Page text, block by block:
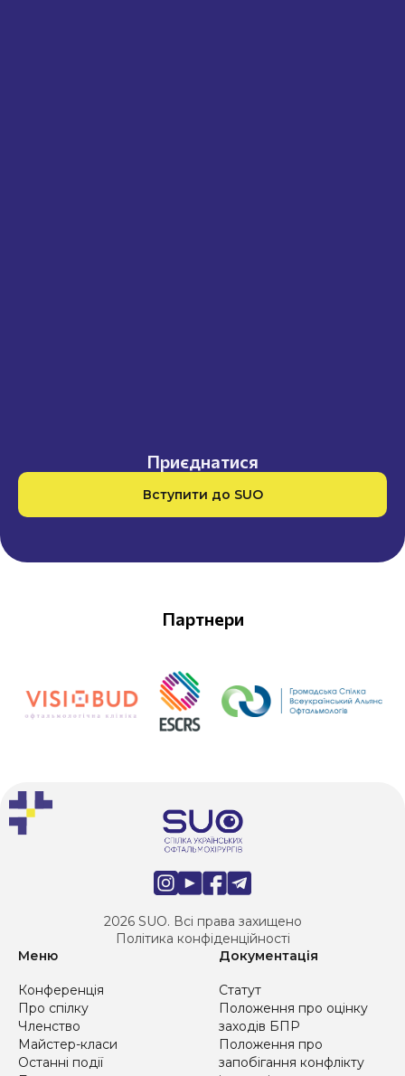
Приєднатися
Вступити до SUO
Партнери
2026 SUO. Всі права захищено
Політика конфіденційності
Меню
Конференція
Про спілку
Членство
Майстер-класи
Останні події
Документація
Статут
Положення про оцінку
заходів БПР
Положення про
запобігання конфлікту